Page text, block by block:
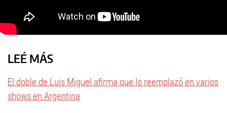
LEÉ MÁS
El doble de Luis Miguel afirma que lo reemplazó en varios
shows en Argentina